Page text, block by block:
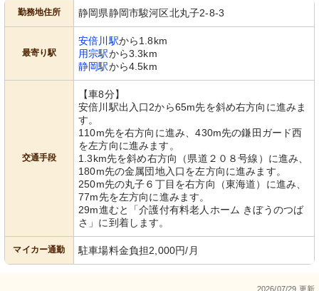
明るい光が差し込む食堂で、ゆったり
とした時間が過ごせます。おしゃれな
内装が印象的です。
手すり沿いに記録を残すメモが置かれ
ており、日々の配慮が見受けられま
す。
工夫を凝らした建物のデザインが、訪
れる人々を温かく迎えます。
地域交流室
広々とした空間にはプロジェクターと
スクリーンが完備され、様々な用途に
対応可能です。
勤務地住所 静岡県静岡市駿河区北丸子2-8-3
最寄り駅
安倍川駅から1.8km
用宗駅から3.3km
静岡駅から4.5km
交通手段
【車8分】
安倍川駅出入口2から65m先を斜め右方向に進みま
す。
110m先を右方向に進み、430m先の鎌田ガード西
を左方向に進みます。
1.3km先を斜め右方向（県道２０８号線）に進み、
180m先の金属団地入口を左方向に進みます。
250m先の丸子６丁目を右方向（東海道）に進み、
77m先を左方向に進みます。
29m進むと「介護付有料老人ホーム きぼうのつば
さ」に到着します。
マイカー通勤 駐車場料金負担2,000円/月
2026/07/29 更新